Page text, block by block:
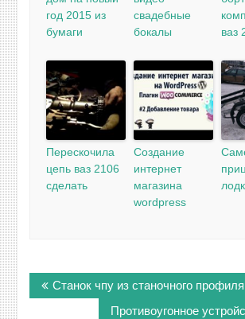
год 2015 из
бумаги
свадебные
бокалы
ваз
Перескочила
цепь ваз 2106
сделать
Создание
интернет
магазина
wordpress
по Станок чпу из станочного профиля
Противоугонное